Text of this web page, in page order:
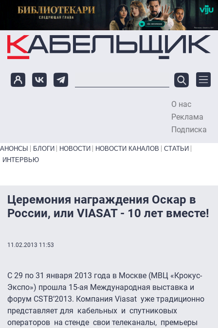
Перейти к основному содержанию
О нас
Реклама
Подписка
Primary links bottom
АНОНСЫ БЛОГИ НОВОСТИ НОВОСТИ КАНАЛОВ
СТАТЬИ
ИНТЕРВЬЮ
Церемония награждения Оскар в
России, или VIASAT - 10 лет вместе!
11.02.2013 11:53
C 29 по 31 января 2013 года в Москве (МВЦ «Крокус-
Экспо») прошла 15-ая Международная выставка и
форум CSTB’2013. Компания Viasat уже традиционно
представляет для кабельных и спутниковых
операторов на стенде свои телеканалы, премьеры